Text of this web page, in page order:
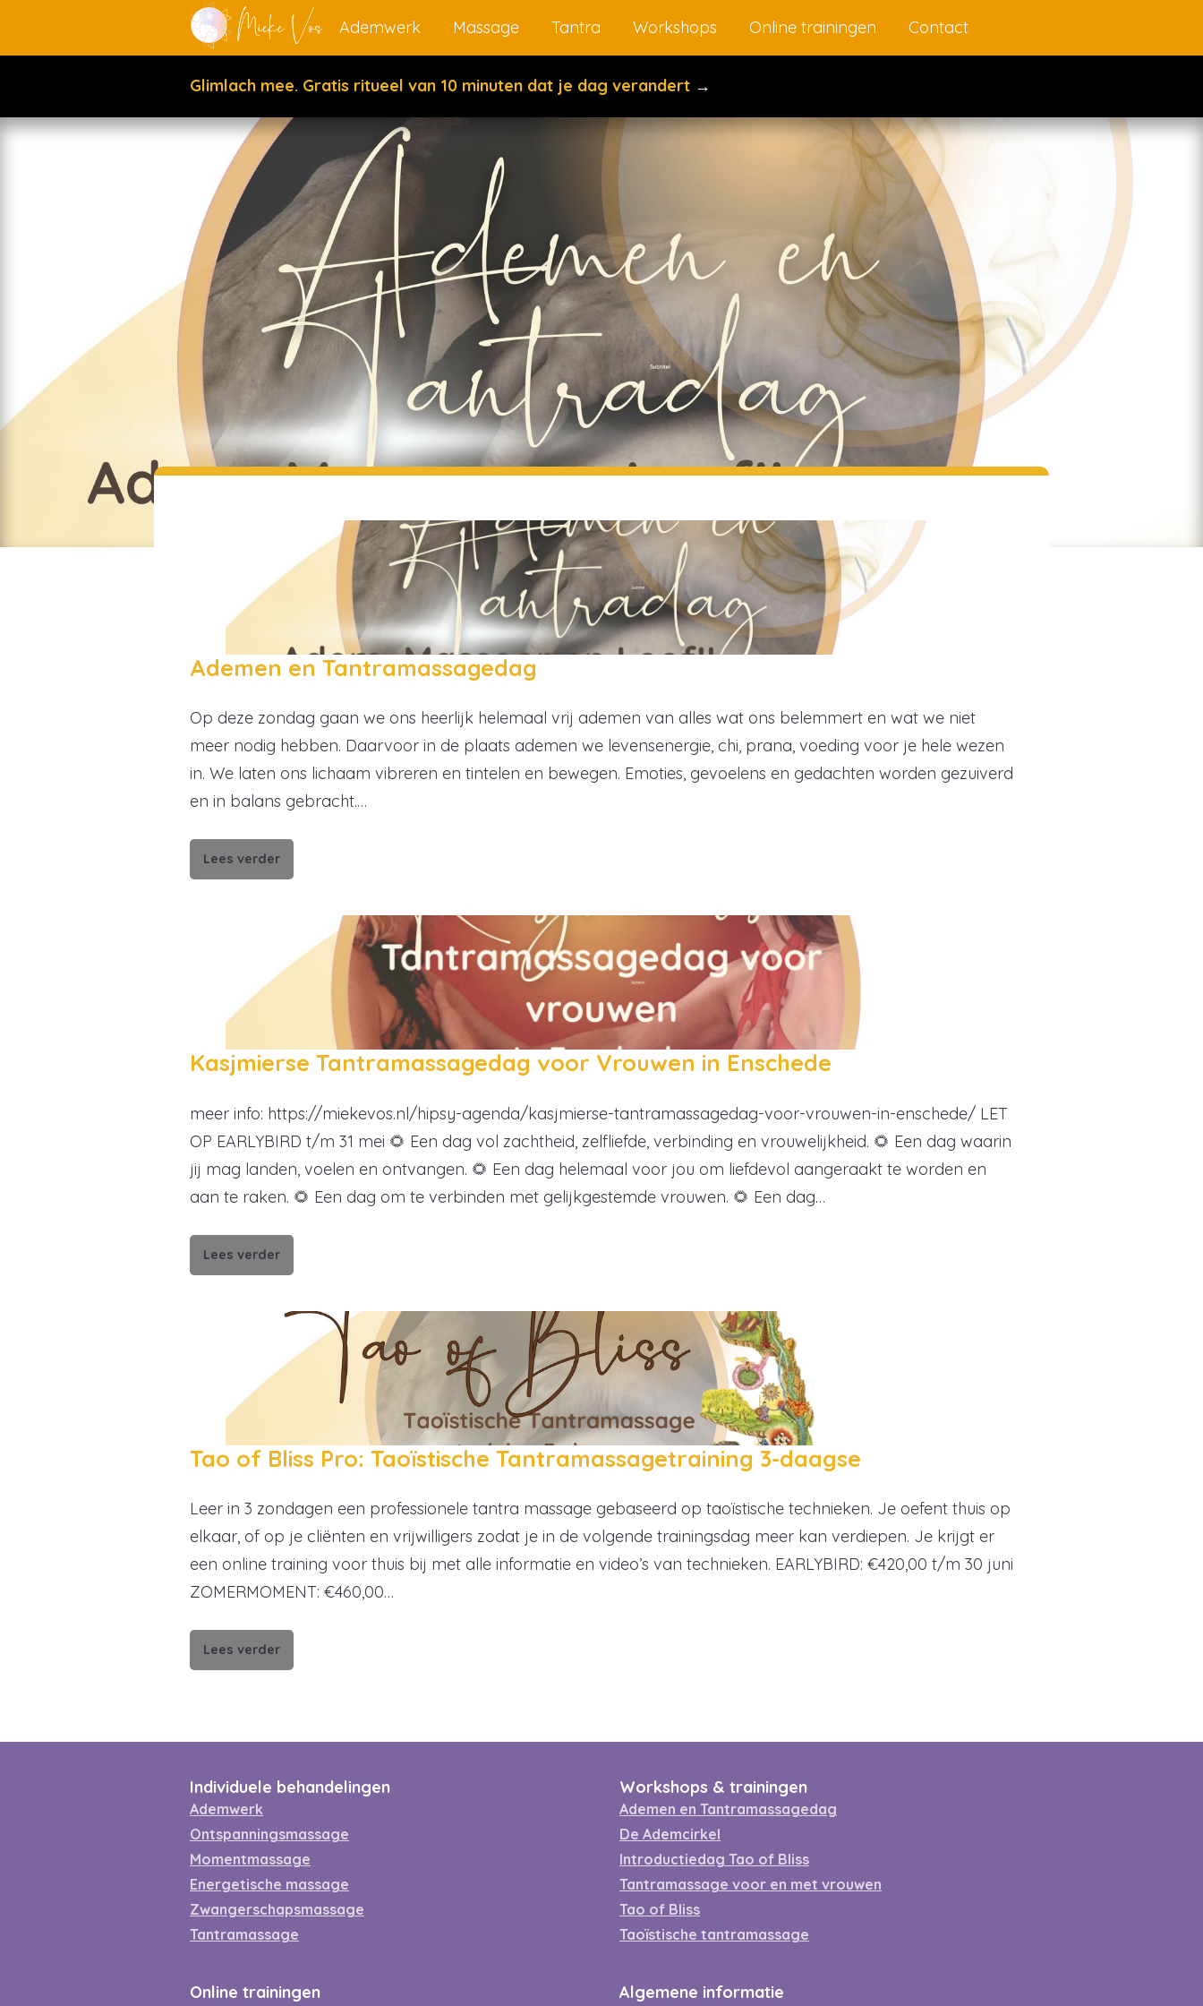
Ademwerk Massage Tantra Workshops Online trainingen Contact
Glimlach mee. Gratis ritueel van 10 minuten dat je dag verandert →
Ademen en Tantramassagedag
Op deze zondag gaan we ons heerlijk helemaal vrij ademen van alles wat ons belemmert en wat we niet
meer nodig hebben. Daarvoor in de plaats ademen we levensenergie, chi, prana, voeding voor je hele wezen
in. We laten ons lichaam vibreren en tintelen en bewegen. Emoties, gevoelens en gedachten worden gezuiverd
en in balans gebracht.…
Lees verder
Kasjmierse Tantramassagedag voor Vrouwen in Enschede
meer info: https://miekevos.nl/hipsy-agenda/kasjmierse-tantramassagedag-voor-vrouwen-in-enschede/ LET
OP EARLYBIRD t/m 31 mei 🌻 Een dag vol zachtheid, zelfliefde, verbinding en vrouwelijkheid. 🌻 Een dag waarin
jij mag landen, voelen en ontvangen. 🌻 Een dag helemaal voor jou om liefdevol aangeraakt te worden en
aan te raken. 🌻 Een dag om te verbinden met gelijkgestemde vrouwen. 🌻 Een dag…
Lees verder
Tao of Bliss Pro: Taoïstische Tantramassagetraining 3-daagse
Leer in 3 zondagen een professionele tantra massage gebaseerd op taoïstische technieken. Je oefent thuis op
elkaar, of op je cliënten en vrijwilligers zodat je in de volgende trainingsdag meer kan verdiepen. Je krijgt er
een online training voor thuis bij met alle informatie en video’s van technieken. EARLYBIRD: €420,00 t/m 30 juni
ZOMERMOMENT: €460,00…
Lees verder
Individuele behandelingen
Ademwerk
Ontspanningsmassage
Momentmassage
Energetische massage
Zwangerschapsmassage
Tantramassage
Workshops & trainingen
Ademen en Tantramassagedag
De Ademcirkel
Introductiedag Tao of Bliss
Tantramassage voor en met vrouwen
Tao of Bliss
Taoïstische tantramassage
Online trainingen Algemene informatie